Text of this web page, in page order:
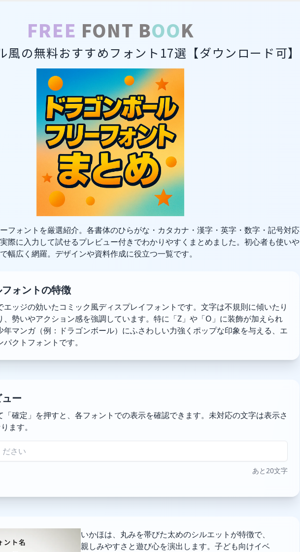
FREE FONT BOOK
風の無料おすすめフォント17選【ダウンロード可】
フォントを厳選紹介。各書体のひらがな・カタカナ・漢字・英字・数字・記号対応
際に入力して試せるプレビュー付きでわかりやすくまとめました。初心者も使いや
幅広く網羅。デザインや資料作成に役立つ一覧です。
ォントの特徴
エッジの効いたコミック風ディスプレイフォントです。文字は不規則に傾いたり
、勢いやアクション感を強調しています。特に「Z」や「O」に装飾が加えられ
年マンガ（例：ドラゴンボール）にふさわしい力強くポップな印象を与える、エ
クトフォントです。
ー
「確定」を押すと、各フォントでの表示を確認できます。未対応の文字は表示さ
ます。
あと20文字
いかほは、丸みを帯びた太めのシルエットが特徴で、
親しみやすさと遊び心を演出します。子ども向けイベ